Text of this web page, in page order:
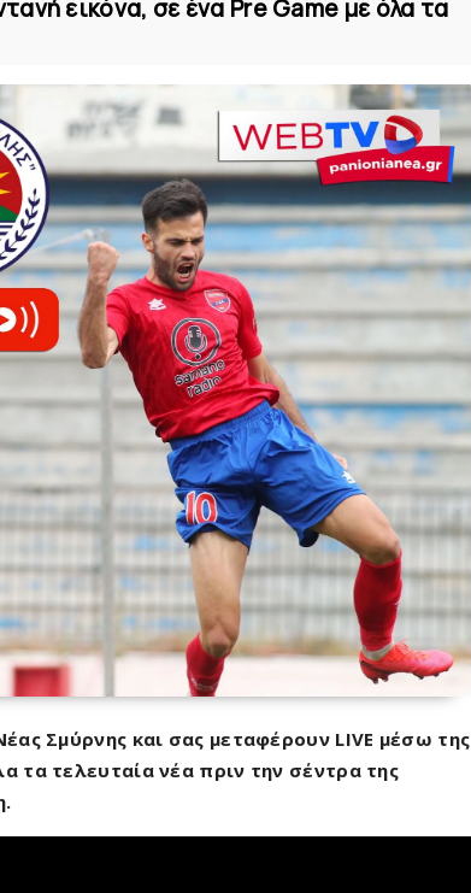
εικόνα, σε ένα Pre Game με όλα τα
Σμύρνης και σας μεταφέρουν LIVE μέσω της
τα τελευταία νέα πριν την σέντρα της